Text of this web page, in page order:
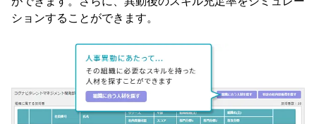
ションすることができます。